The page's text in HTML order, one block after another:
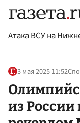
Атака ВСУ на
3 мая 2025 11:52
из России